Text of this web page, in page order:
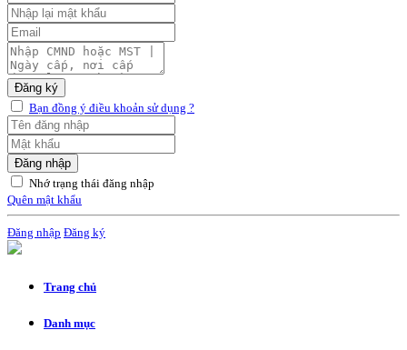
Đăng ký
Bạn đồng ý điều khoản sử dụng ?
Đăng nhập
Nhớ trạng thái đăng nhập
Quên mật khẩu
Đăng nhập Đăng ký
Trang chủ
Danh mục